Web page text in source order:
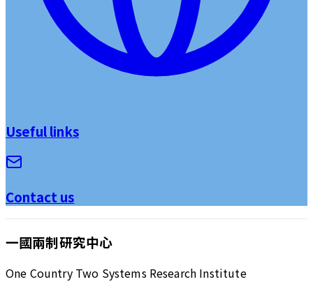
Useful links
Contact us
一國兩制研究中心
One Country Two Systems Research Institute